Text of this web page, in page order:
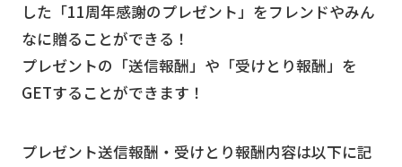
した「11周年感謝のプレゼント」をフレンドやみん
なに贈ることができる！
プレゼントの「送信報酬」や「受けとり報酬」を
GETすることができます！
プレゼント送信報酬・受けとり報酬内容は以下に記